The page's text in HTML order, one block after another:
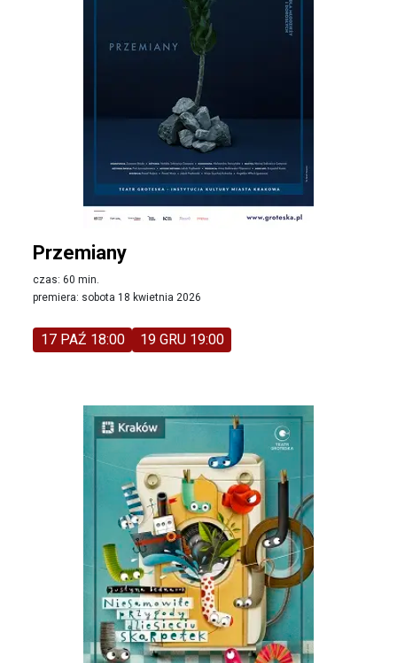
Przemiany
czas: 60 min.
premiera: sobota 18 kwietnia 2026
17 PAŹ 18:00 19 GRU 19:00